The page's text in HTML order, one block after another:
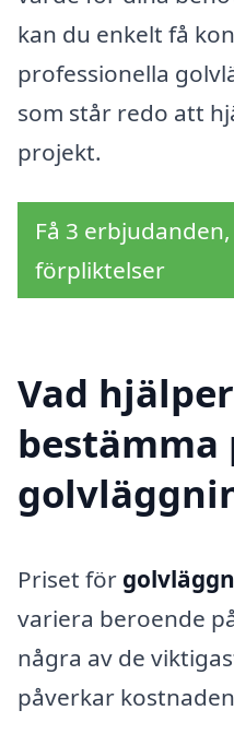
kan du enkelt få
professionella
som står redo att
projekt.
Få 3
förpliktelser
Vad
bestämma
Priset för
variera beroende
några av de
påverkar